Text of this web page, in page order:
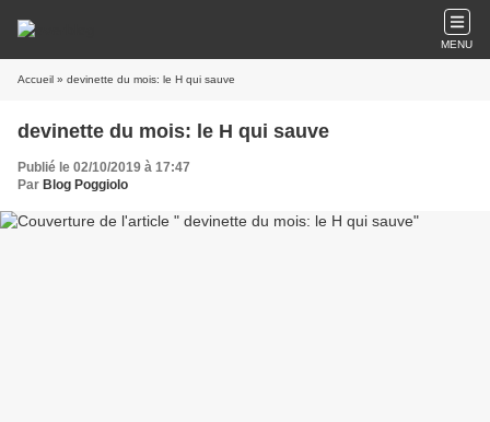
MENU
Accueil » devinette du mois: le H qui sauve
devinette du mois: le H qui sauve
Publié le 02/10/2019 à 17:47
Par Blog Poggiolo